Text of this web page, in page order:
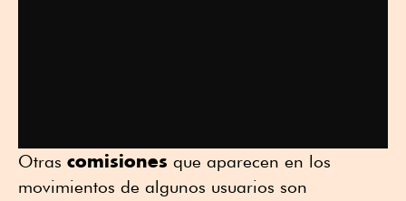
Otras comisiones que aparecen en los
movimientos de algunos usuarios son